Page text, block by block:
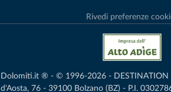
Rivedi preferenze
Dolomiti.it ® - © 1996-2026 - DESTINATION
d'Aosta, 76 - 39100 Bolzano (BZ) - P.I.